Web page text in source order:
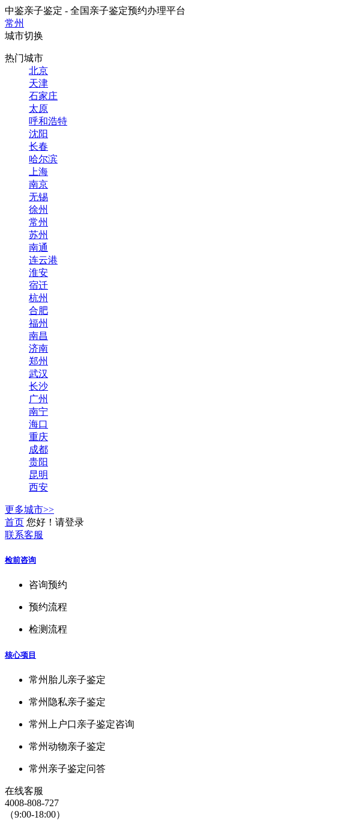
中鉴亲子鉴定 - 全国亲子鉴定预约办理平台
常州
城市切换
热门城市
北京
天津
石家庄
太原
呼和浩特
沈阳
长春
哈尔滨
上海
南京
无锡
徐州
常州
苏州
南通
连云港
淮安
宿迁
杭州
合肥
福州
南昌
济南
郑州
武汉
长沙
广州
南宁
海口
重庆
成都
贵阳
昆明
西安
更多城市>>
首页 您好！请登录
联系客服
检前咨询
咨询预约
预约流程
检测流程
核心项目
常州胎儿亲子鉴定
常州隐私亲子鉴定
常州上户口亲子鉴定咨询
常州动物亲子鉴定
常州亲子鉴定问答
在线客服
4008-808-727
（9:00-18:00）